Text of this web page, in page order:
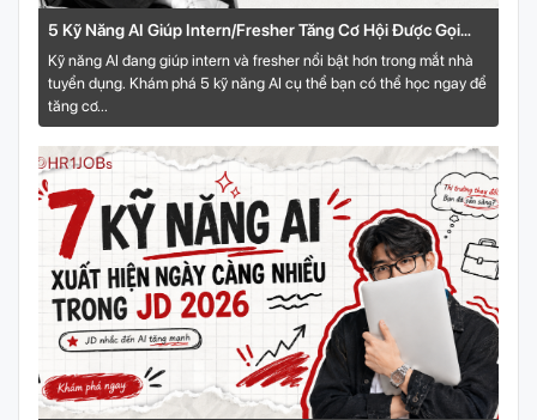
5 Kỹ Năng AI Giúp Intern/Fresher Tăng Cơ Hội Được Gọi
Phỏng Vấn
Kỹ năng AI đang giúp intern và fresher nổi bật hơn trong mắt nhà
tuyển dụng. Khám phá 5 kỹ năng AI cụ thể bạn có thể học ngay để
tăng cơ...